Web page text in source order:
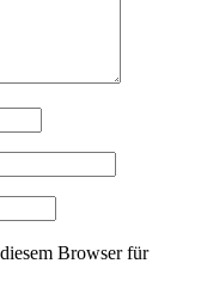
Browser für